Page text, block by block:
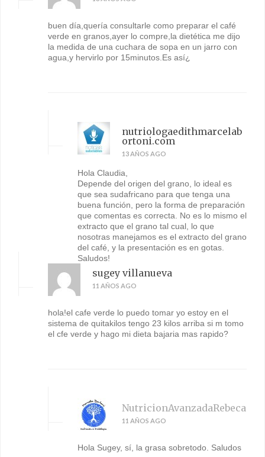
buen día,quería consultarle como preparar el café
verde en granos,ayer lo compre,la dietética me dijo
la medida de una cuchara de sopa en un jarro con
agua,y hervirlo por 15minutos.Es así¿
nutriologaedithmarcelab
ortoni.com
13 AÑOS AGO
Hola Claudia,
Depende del origen del grano, lo ideal es
que sea sudafricano para que tenga una
buena función, pero la forma de preparación
que comentas es correcta. No es lo mismo el
extracto que el grano tal cual, lo que
nosotras manejamos es el extracto del grano
del café, y la presentación es en gotas.
Saludos!
sugey villanueva
11 AÑOS AGO
hola!el cafe verde lo puedo tomar yo estoy en el
sistema de quitakilos tengo 23 kilos arriba si m tomo
el cfe verde y hago mi dieta bajaria mas rapido?
NutricionAvanzadaRebeca
11 AÑOS AGO
Hola Sugey, sí, la grasa sobretodo. Saludos